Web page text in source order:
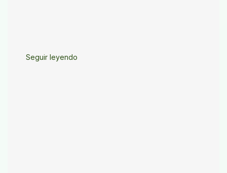
Seguir leyendo